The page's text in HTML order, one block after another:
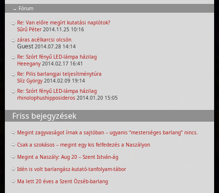
Fórum
Re: Van előre megírt kutatási naplótok?
Sűrű Péter 2014.11.25 10:16
záras acélkarcsi olcsón
Guest 2014.07.28 14:14
Re: Szórt fényű LED-lámpa házilag
Heeegany 2014.02.17 16:41
Re: Pilis barlangjai teljesítménytúra
Slíz György 2014.02.09 19:14
Re: Szórt fényű LED-lámpa házilag
rhinolophushipposideros 2014.01.20 15:05
Friss bejegyzések
Megint zagyvaságot írnak a sajtóban – ugyanis “mesterséges barlang” nincs.
Csak a szokásos – megint egy kis felfedezés a Naszályon
Megint a Naszály: Aug 20 – Szent István-ág
Idén is volt barlangász-kutató-tanfolyam-tábor
Ma lett 20 éves a Szent Özséb-barlang